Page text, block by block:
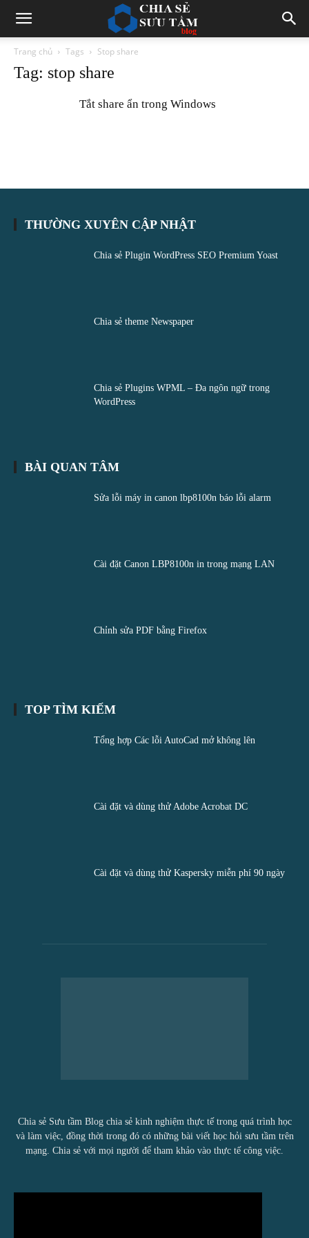
Trang chủ Tags Stop share
Tag: stop share
Tắt share ẩn trong Windows
THƯỜNG XUYÊN CẬP NHẬT
Chia sẻ Plugin WordPress SEO Premium Yoast
Chia sẻ theme Newspaper
Chia sẻ Plugins WPML – Đa ngôn ngữ trong
WordPress
BÀI QUAN TÂM
Sửa lỗi máy in canon lbp8100n báo lỗi alarm
Cài đặt Canon LBP8100n in trong mạng LAN
Chỉnh sửa PDF bằng Firefox
TOP TÌM KIẾM
Tổng hợp Các lỗi AutoCad mở không lên
Cài đặt và dùng thử Adobe Acrobat DC
Cài đặt và dùng thử Kaspersky miễn phí 90 ngày
Chia sẻ Sưu tầm Blog chia sẻ kinh nghiệm thực tế trong quá trình học
và làm việc, đồng thời trong đó có những bài viết học hỏi sưu tầm trên
mạng. Chia sẻ với mọi người để tham khảo vào thực tế công việc.